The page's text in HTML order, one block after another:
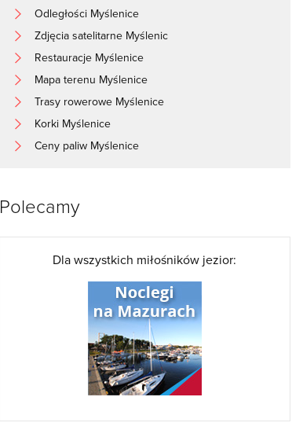
Odległości Myślenice
Zdjęcia satelitarne Myślenic
Restauracje Myślenice
Mapa terenu Myślenice
Trasy rowerowe Myślenice
Korki Myślenice
Ceny paliw Myślenice
Polecamy
Dla wszystkich miłośników jezior: